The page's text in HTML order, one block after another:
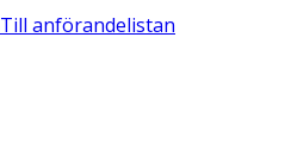
Till anförandelistan